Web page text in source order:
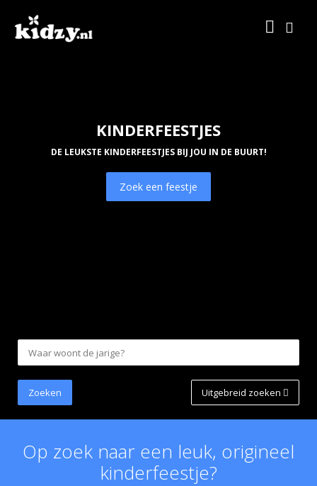
KINDERFEESTJES
DE LEUKSTE KINDERFEESTJES BIJ JOU IN DE BUURT!
Zoek een feestje
Uitgebreid zoeken
Op zoek naar een leuk, origineel
kinderfeestje?